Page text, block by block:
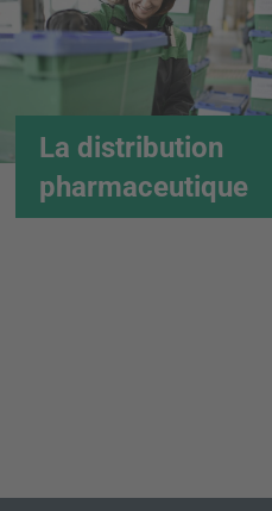
La distribution
pharmaceutique